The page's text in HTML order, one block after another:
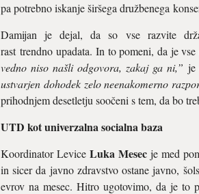
pa potrebno iskanje širšega družbenega
Damijan je dejal, da so vse razvite
rast trendno upadata. In to pomeni, da je vse
vedno niso našli odgovora, zakaj ga ni,” je
ustvarjen dohodek zelo neenakomerno
prihodnjem desetletju soočeni s tem, da bo
UTD kot univerzalna socialna baza
Koordinator LeviceLuka Mesecje med
in sicer da javno zdravstvo ostane javno,
evrov na mesec. Hitro ugotovimo, da je to